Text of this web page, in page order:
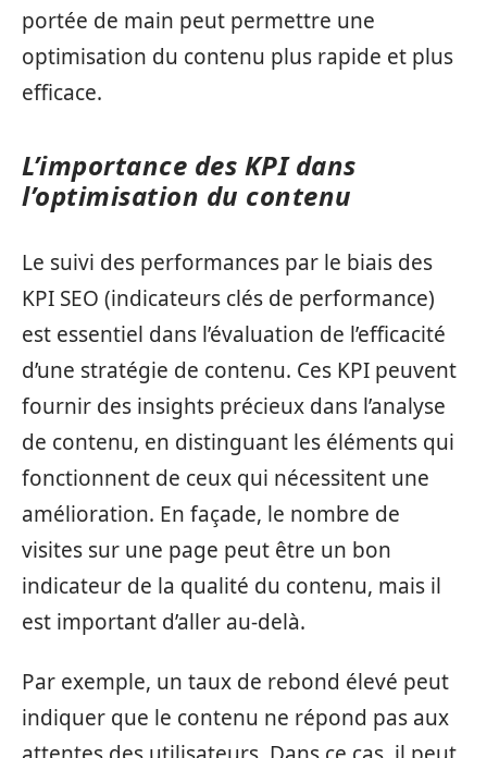
portée de main peut permettre une
optimisation du contenu plus rapide et plus
efficace.
L’importance des KPI dans
l’optimisation du contenu
Le suivi des performances par le biais des
KPI SEO (indicateurs clés de performance)
est essentiel dans l’évaluation de l’efficacité
d’une stratégie de contenu. Ces KPI peuvent
fournir des insights précieux dans l’analyse
de contenu, en distinguant les éléments qui
fonctionnent de ceux qui nécessitent une
amélioration. En façade, le nombre de
visites sur une page peut être un bon
indicateur de la qualité du contenu, mais il
est important d’aller au-delà.
Par exemple, un taux de rebond élevé peut
indiquer que le contenu ne répond pas aux